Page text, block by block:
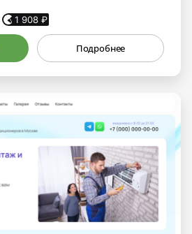
1 908 ₽
Подробнее